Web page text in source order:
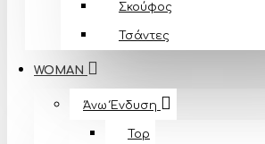
Σκούφος
Τσάντες
WOMAN
Άνω Ένδυση
Top